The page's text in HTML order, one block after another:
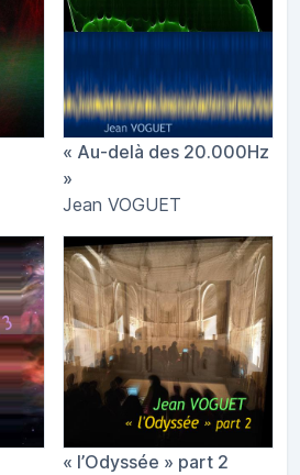
« Au​-​delà des 20​.​000Hz
»
Jean VOGUET
« l​’​Odyss​é​e » part 2